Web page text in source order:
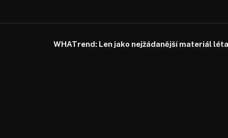
WHATrend: Len jako nejžádanější materiál léta